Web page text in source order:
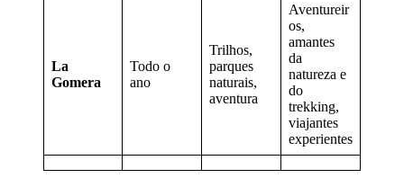
La
Gomera
Todo o
ano
Trilhos,
parques
naturais,
aventura
Aventureir
os,
amantes
da
natureza e
do
trekking,
viajantes
experientes